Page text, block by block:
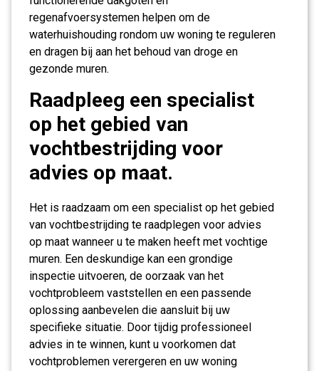
regenafvoersystemen helpen om de
waterhuishouding rondom uw woning te reguleren
en dragen bij aan het behoud van droge en
gezonde muren.
Raadpleeg een specialist
op het gebied van
vochtbestrijding voor
advies op maat.
Het is raadzaam om een specialist op het gebied
van vochtbestrijding te raadplegen voor advies
op maat wanneer u te maken heeft met vochtige
muren. Een deskundige kan een grondige
inspectie uitvoeren, de oorzaak van het
vochtprobleem vaststellen en een passende
oplossing aanbevelen die aansluit bij uw
specifieke situatie. Door tijdig professioneel
advies in te winnen, kunt u voorkomen dat
vochtproblemen verergeren en uw woning